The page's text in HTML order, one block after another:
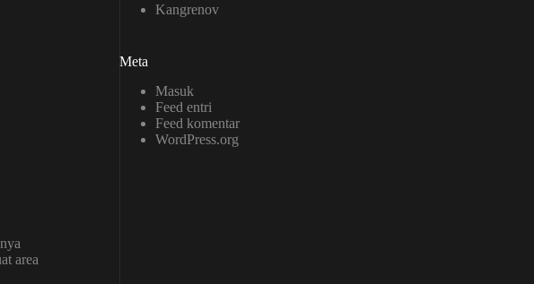
area
Kangrenov
Meta
Masuk
Feed entri
Feed komentar
WordPress.org